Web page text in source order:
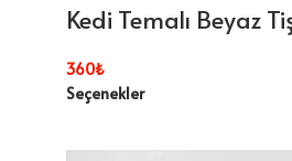
Kedi Temalı Beyaz
360₺
Seçenekler